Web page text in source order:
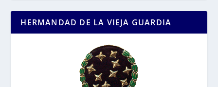
HERMANDAD DE LA VIEJA GUARDIA